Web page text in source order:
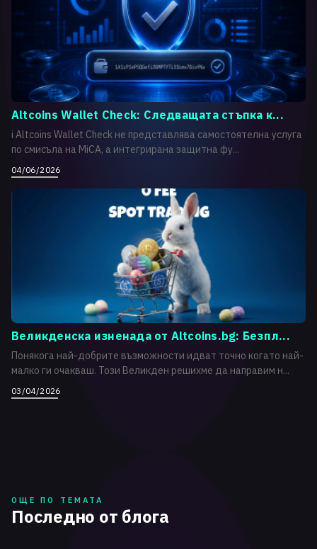
Altcoins Wallet Check: Следващата стъпка к...
i Altcoins Wallet Check не представлява самостоятелна услуга
по смисъла на MiCA, а интегрирана защитна фу...
04/06/2026
Великденска изненада от Altcoins.bg: Безпл...
Понякога най-добрите възможности идват точно когато най-
малко ги очакваш. Този Великден решихме да направим н...
03/04/2026
ОЩЕ ПО ТЕМАТА
Последно от блога